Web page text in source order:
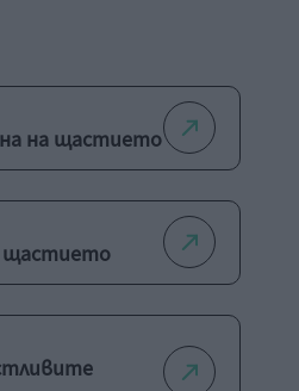
на щастието
щастието